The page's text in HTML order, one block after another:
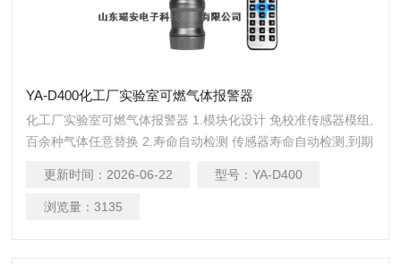
YA-D400化工厂实验室可燃气体报警器
化工厂实验室可燃气体报警器 1.模块化设计 免校准传感器模组,
百余种气体任意替换 2.寿命自动检测 传感器寿命自动检测,到期
防护 4.LORa无线通讯无需布线节省开支,3-5公里远距离传输 5.
质保更长 3年质保,免费换新(可燃3年,有毒2年) 6.维护更简单免
更新时间： 2026-06-22 型号： YA-D400
浏览量： 3135